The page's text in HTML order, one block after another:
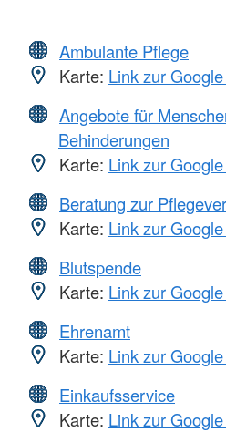
Ambulante Pflege
Karte: Link zur
Angebote für
Behinderungen
Karte: Link zur
Beratung zur
Karte: Link zur
Blutspende
Karte: Link zur
Ehrenamt
Karte: Link zur
Einkaufsservice
Karte: Link zur